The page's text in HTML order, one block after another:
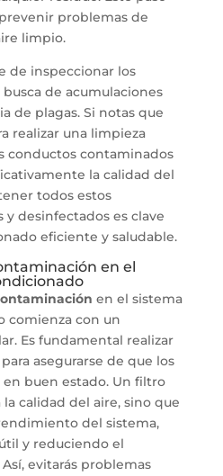
problemas de
limpio.
de inspeccionar los
de acumulaciones
de plagas. Si notas que
realizar una limpieza
conductos contaminados
la calidad del
todos estos
desinfectados es clave
eficiente y saludable.
en el
en el sistema
comienza con un
Es fundamental realizar
asegurarse de que los
buen estado. Un filtro
calidad del aire, sino que
del sistema,
y reduciendo el
evitarás problemas